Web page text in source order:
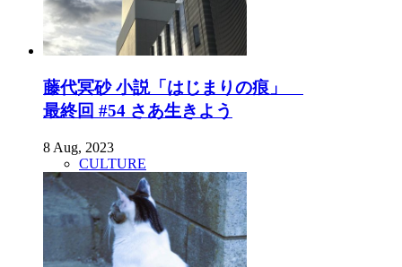
藤代冥砂 小説「はじまりの痕」
最終回 #54 さあ生きよう
8 Aug, 2023
CULTURE